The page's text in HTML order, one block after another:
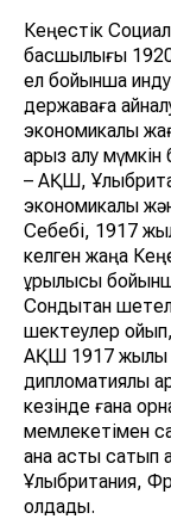
Кеңестік
басшылығы
ел бойынша
державаға
экономикалық
қарыз алу
– АҚШ,
экономикалық
Себебі, 1917
келген жаңа
құрылысы
Сондықтан
шектеулер
АҚШ 1917 жылы
дипломатиялық
кезінде ғана
мемлекетімен
қана астық
Ұлыбритания,
қолдады.